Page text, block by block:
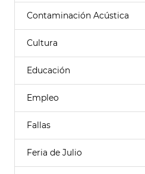
Contaminación Acústica
Cultura
Educación
Empleo
Fallas
Feria de Julio